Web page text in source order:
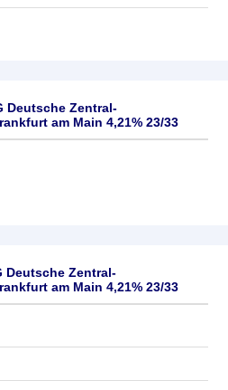
Deutsche Zentral-
am Main 4,21% 23/33
Deutsche Zentral-
am Main 4,21% 23/33